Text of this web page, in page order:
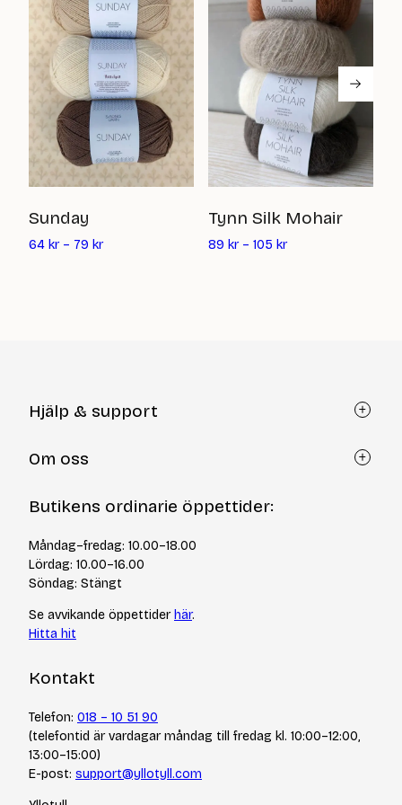
Sunday
64 kr – 79 kr
Tynn Silk Mohair
89 kr – 105 kr
Hjälp & support
Återköp via formulär
Frågor och svar
Cookiepolicy
Integritetspolicy
Om oss
Om Yllotyll
Kurser & events
Tips & tekniker
Varumärken
Jobba hos oss
Butikens ordinarie öppettider:
Måndag–fredag: 10.00–18.00
Lördag: 10.00–16.00
Söndag: Stängt
Se avvikande öppettider här.
Hitta hit
Kontakt
Telefon: 018 – 10 51 90
(telefontid är vardagar måndag till fredag kl. 10:00–12:00,
13:00–15:00)
E-post: support@yllotyll.com